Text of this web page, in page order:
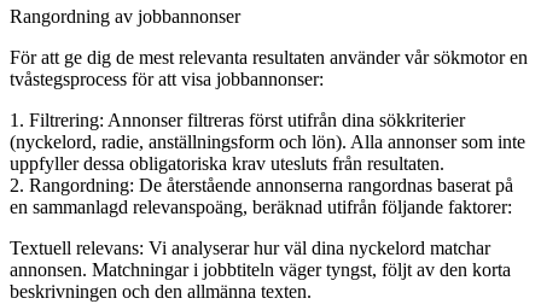
Rangordning av jobbannonser
För att ge dig de mest relevanta resultaten använder vår sökmotor en
tvåstegsprocess för att visa jobbannonser:
1. Filtrering: Annonser filtreras först utifrån dina sökkriterier
(nyckelord, radie, anställningsform och lön). Alla annonser som inte
uppfyller dessa obligatoriska krav utesluts från resultaten.
2. Rangordning: De återstående annonserna rangordnas baserat på
en sammanlagd relevanspoäng, beräknad utifrån följande faktorer:
Textuell relevans: Vi analyserar hur väl dina nyckelord matchar
annonsen. Matchningar i jobbtiteln väger tyngst, följt av den korta
beskrivningen och den allmänna texten.